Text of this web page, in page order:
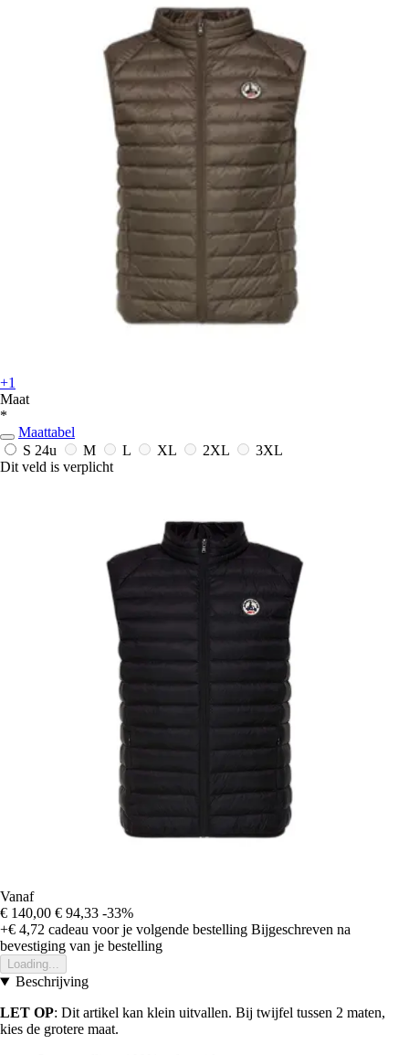
+1
Maat
*
Maattabel
S 24u M L XL 2XL
3XL
Dit veld is verplicht
Vanaf
€ 140,00 € 94,33 -33%
+€ 4,72 cadeau voor je volgende bestelling Bijgeschreven na
bevestiging van je bestelling
Loading...
Beschrijving
LET OP: Dit artikel kan klein uitvallen. Bij twijfel tussen 2 maten,
kies de grotere maat.